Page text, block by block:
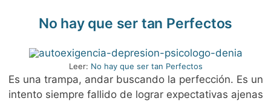
No hay que ser tan Perfectos
Leer: No hay que ser tan Perfectos
Es una trampa, andar buscando la perfección. Es un
intento siempre fallido de lograr expectativas ajenas